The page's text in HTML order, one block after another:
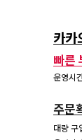
카
빠른
운영시
주문
대량